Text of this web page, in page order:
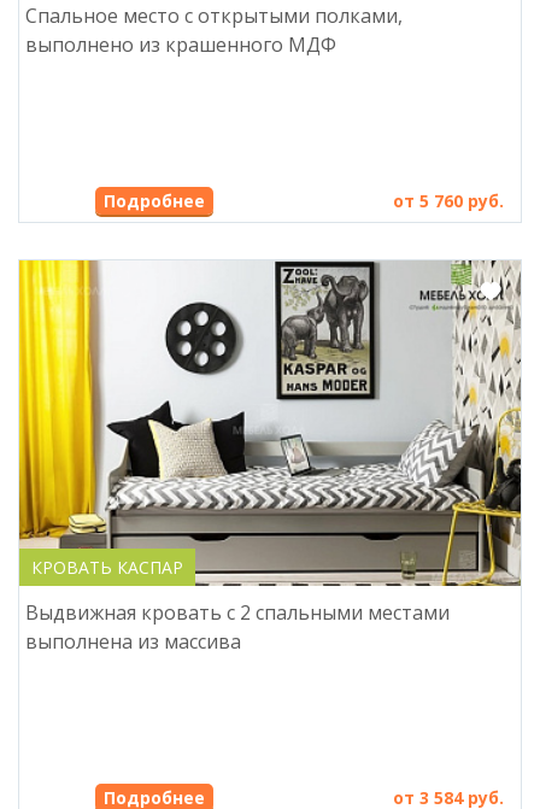
Спальное место с открытыми полками,
выполнено из крашенного МДФ
Подробнее от 5 760 руб.
КРОВАТЬ КАСПАР
Выдвижная кровать с 2 спальными местами
выполнена из массива
Подробнее от 3 584 руб.